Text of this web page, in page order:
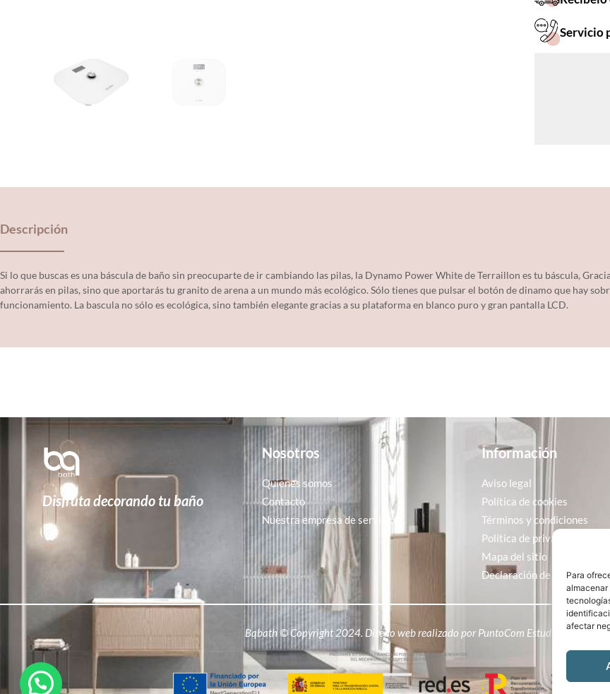
Para
afectar
Servicio
Descripción
Si lo que buscas es una báscula de baño sin preocuparte de ir cambiando las pilas, la Dynamo Power White de Terraillon es tu báscula,
ahorrarás en pilas, sino que aportarás tu granito de arena a un mundo más ecológico. Sólo tienes que pulsar el botón de dinamo que hay
funcionamiento. La bascula no sólo es ecológica, sino también elegante gracias a su plataforma en blanco puro y gran pantalla LCD.
Disfruta decorando tu baño
Nosotros
Quienes somos
Contacto
Nuestra empresa de servicios
Información
Aviso legal
Política de cookies
Términos y condiciones
Política de privacidad
Mapa del sitio
Declaración de
Bqbath © Copyright 2024. Diseño web realizado porPuntoCom Estudio